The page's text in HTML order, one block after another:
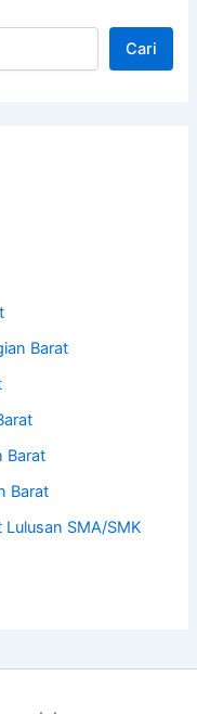
Cari
Barat
Barat
Barat
SMA/SMK